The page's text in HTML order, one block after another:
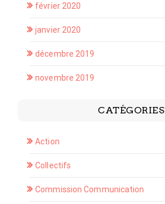
février 2020
janvier 2020
décembre 2019
novembre 2019
CATÉGORIES
Action
Collectifs
Commission Communication